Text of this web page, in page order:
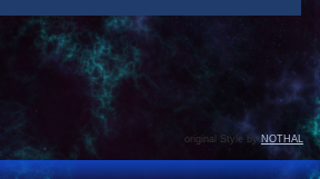
original Style by NOTHAL